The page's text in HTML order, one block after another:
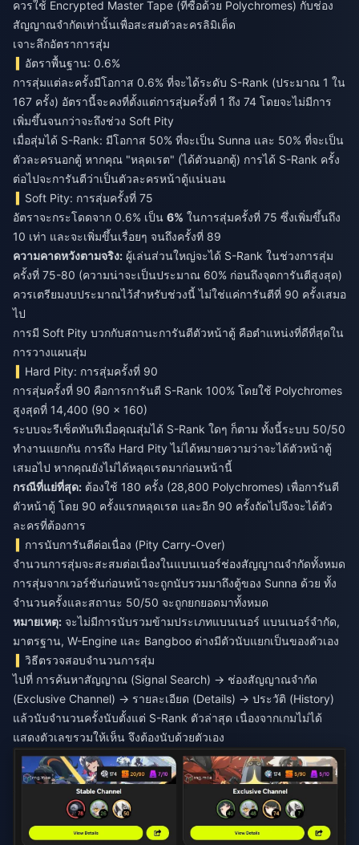
ควรใช้ Encrypted Master Tape (ที่ซื้อด้วย Polychromes) กับช่อง
สัญญาณจำกัดเท่านั้นเพื่อสะสมตัวละครลิมิเต็ด
เจาะลึกอัตราการสุ่ม
อัตราพื้นฐาน: 0.6%
การสุ่มแต่ละครั้งมีโอกาส 0.6% ที่จะได้ระดับ S-Rank (ประมาณ 1 ใน
167 ครั้ง) อัตรานี้จะคงที่ตั้งแต่การสุ่มครั้งที่ 1 ถึง 74 โดยจะไม่มีการ
เพิ่มขึ้นจนกว่าจะถึงช่วง Soft Pity
เมื่อสุ่มได้ S-Rank: มีโอกาส 50% ที่จะเป็น Sunna และ 50% ที่จะเป็น
ตัวละครนอกตู้ หากคุณ "หลุดเรต" (ได้ตัวนอกตู้) การได้ S-Rank ครั้ง
ต่อไปจะการันตีว่าเป็นตัวละครหน้าตู้แน่นอน
Soft Pity: การสุ่มครั้งที่ 75
อัตราจะกระโดดจาก 0.6% เป็น 6% ในการสุ่มครั้งที่ 75 ซึ่งเพิ่มขึ้นถึง
10 เท่า และจะเพิ่มขึ้นเรื่อยๆ จนถึงครั้งที่ 89
ความคาดหวังตามจริง: ผู้เล่นส่วนใหญ่จะได้ S-Rank ในช่วงการสุ่ม
ครั้งที่ 75-80 (ความน่าจะเป็นประมาณ 60% ก่อนถึงจุดการันตีสูงสุด)
ควรเตรียมงบประมาณไว้สำหรับช่วงนี้ ไม่ใช่แค่การันตีที่ 90 ครั้งเสมอ
ไป
การมี Soft Pity บวกกับสถานะการันตีตัวหน้าตู้ คือตำแหน่งที่ดีที่สุดใน
การวางแผนสุ่ม
Hard Pity: การสุ่มครั้งที่ 90
การสุ่มครั้งที่ 90 คือการการันตี S-Rank 100% โดยใช้ Polychromes
สูงสุดที่ 14,400 (90 × 160)
ระบบจะรีเซ็ตทันทีเมื่อคุณสุ่มได้ S-Rank ใดๆ ก็ตาม ทั้งนี้ระบบ 50/50
ทำงานแยกกัน การถึง Hard Pity ไม่ได้หมายความว่าจะได้ตัวหน้าตู้
เสมอไป หากคุณยังไม่ได้หลุดเรตมาก่อนหน้านี้
กรณีที่แย่ที่สุด: ต้องใช้ 180 ครั้ง (28,800 Polychromes) เพื่อการันตี
ตัวหน้าตู้ โดย 90 ครั้งแรกหลุดเรต และอีก 90 ครั้งถัดไปจึงจะได้ตัว
ละครที่ต้องการ
การนับการันตีต่อเนื่อง (Pity Carry-Over)
จำนวนการสุ่มจะสะสมต่อเนื่องในแบนเนอร์ช่องสัญญาณจำกัดทั้งหมด
การสุ่มจากเวอร์ชันก่อนหน้าจะถูกนับรวมมาถึงตู้ของ Sunna ด้วย ทั้ง
จำนวนครั้งและสถานะ 50/50 จะถูกยกยอดมาทั้งหมด
หมายเหตุ: จะไม่มีการนับรวมข้ามประเภทแบนเนอร์ แบนเนอร์จำกัด,
มาตรฐาน, W-Engine และ Bangboo ต่างมีตัวนับแยกเป็นของตัวเอง
วิธีตรวจสอบจำนวนการสุ่ม
ไปที่ การค้นหาสัญญาณ (Signal Search) → ช่องสัญญาณจำกัด
(Exclusive Channel) → รายละเอียด (Details) → ประวัติ (History)
แล้วนับจำนวนครั้งนับตั้งแต่ S-Rank ตัวล่าสุด เนื่องจากเกมไม่ได้
แสดงตัวเลขรวมให้เห็น จึงต้องนับด้วยตัวเอง